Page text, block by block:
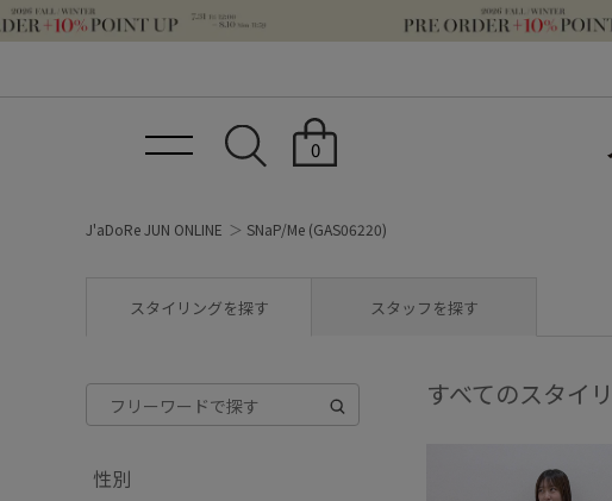
0
J'aDoRe JUN ONLINE SNaP/Me (GAS06220)
スタイリングを探す スタッフを探す
性別
すべてのスタイ